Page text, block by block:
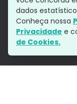
Siga-nos
dados
Conheça nossa
Privacidade e
de Cookies.